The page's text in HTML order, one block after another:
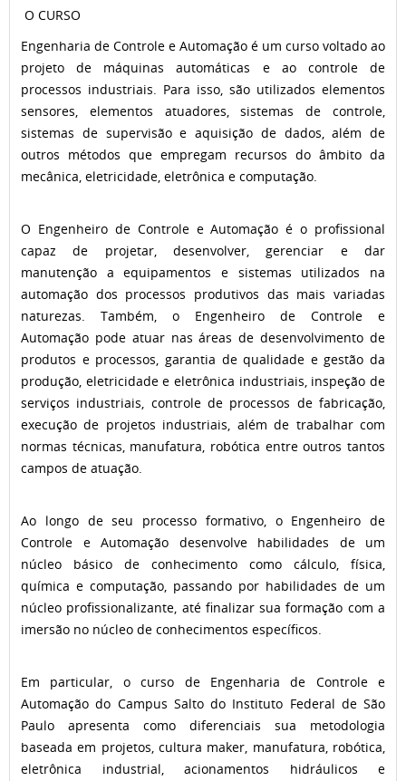
O CURSO
Engenharia de Controle e Automação é um curso voltado ao
projeto de máquinas automáticas e ao controle de
processos industriais. Para isso, são utilizados elementos
sensores, elementos atuadores, sistemas de controle,
sistemas de supervisão e aquisição de dados, além de
outros métodos que empregam recursos do âmbito da
mecânica, eletricidade, eletrônica e computação.
O Engenheiro de Controle e Automação é o profissional
capaz de projetar, desenvolver, gerenciar e dar
manutenção a equipamentos e sistemas utilizados na
automação dos processos produtivos das mais variadas
naturezas. Também, o Engenheiro de Controle e
Automação pode atuar nas áreas de desenvolvimento de
produtos e processos, garantia de qualidade e gestão da
produção, eletricidade e eletrônica industriais, inspeção de
serviços industriais, controle de processos de fabricação,
execução de projetos industriais, além de trabalhar com
normas técnicas, manufatura, robótica entre outros tantos
campos de atuação.
Ao longo de seu processo formativo, o Engenheiro de
Controle e Automação desenvolve habilidades de um
núcleo básico de conhecimento como cálculo, física,
química e computação, passando por habilidades de um
núcleo profissionalizante, até finalizar sua formação com a
imersão no núcleo de conhecimentos específicos.
Em particular, o curso de Engenharia de Controle e
Automação do Campus Salto do Instituto Federal de São
Paulo apresenta como diferenciais sua metodologia
baseada em projetos, cultura maker, manufatura, robótica,
eletrônica industrial, acionamentos hidráulicos e